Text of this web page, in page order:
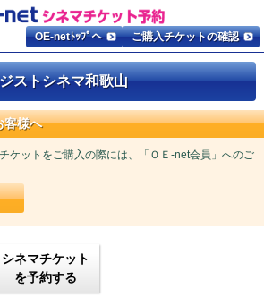
ご購入チケットの確認
OE-netﾄｯﾌﾟへ
ストシネマ和歌山
客様へ
ケットをご購入の際には、「ＯＥ-net会員」へのご
シネマチケット
を予約する